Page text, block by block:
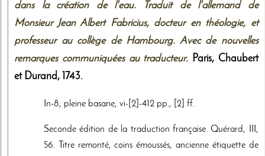
dans la création de l'eau. Traduit de l'allemand de
Monsieur Jean Albert Fabricius, docteur en théologie, et
professeur au collège de Hambourg. Avec de nouvelles
remarques communiquées au traducteur. Paris, Chaubert
et Durand, 1743.
In-8, pleine basane, vi-[2]-412 pp., [2] ff.
Seconde édition de la traduction française. Quérard, III,
56. Titre remonté, coins émoussés, ancienne étiquette de